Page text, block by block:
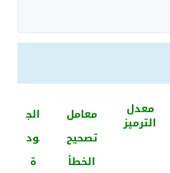
معدل
الترميز
معامل
تصحيح
الخطأ
الج
ود
ة